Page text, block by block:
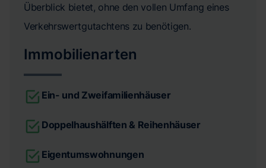
Überblick bietet, ohne den vollen Umfang eines
Verkehrswertgutachtens zu benötigen.
Immobilienarten
Ein- und Zweifamilienhäuser
Doppelhaushälften & Reihenhäuser
Eigentumswohnungen